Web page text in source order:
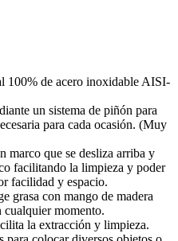
100% de acero inoxidable AISI-
un sistema de piñón para
para cada ocasión. (Muy
marco que se desliza arriba y
facilitando la limpieza y poder
facilidad y espacio.
grasa con mango de madera
cualquier momento.
la extracción y limpieza.